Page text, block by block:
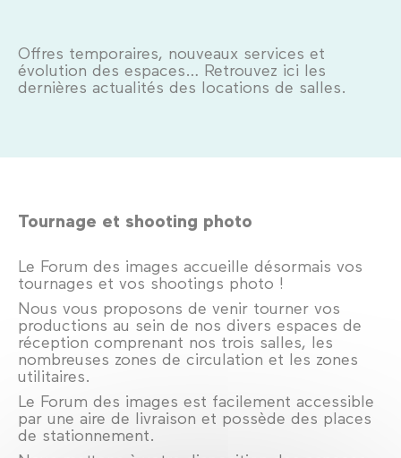
Offres temporaires, nouveaux services et
évolution des espaces… Retrouvez ici les
dernières actualités des locations de salles.
Tournage et shooting photo
Le Forum des images accueille désormais vos
tournages et vos shootings photo !
Nous vous proposons de venir tourner vos
productions au sein de nos divers espaces de
réception comprenant nos trois salles, les
nombreuses zones de circulation et les zones
utilitaires.
Le Forum des images est facilement accessible
par une aire de livraison et possède des places
de stationnement.